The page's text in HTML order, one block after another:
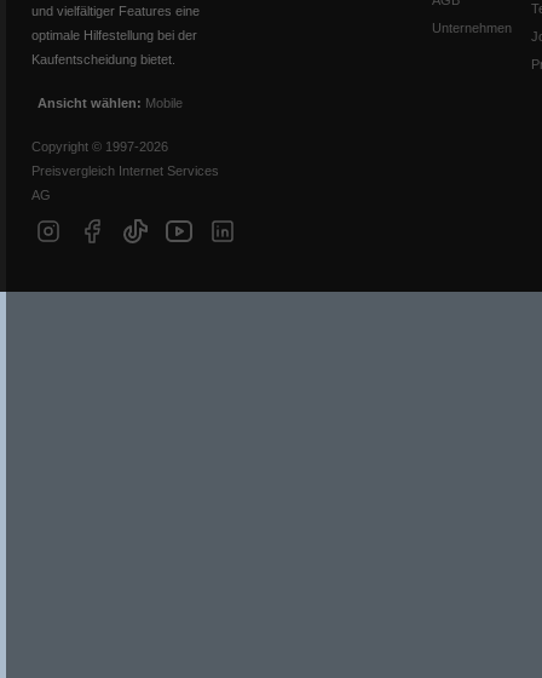
und vielfältiger Features eine
optimale Hilfestellung bei der
Kaufentscheidung bietet.
Ansicht wählen: Mobile
Copyright © 1997-2026
Preisvergleich Internet Services
AG
Unternehmen